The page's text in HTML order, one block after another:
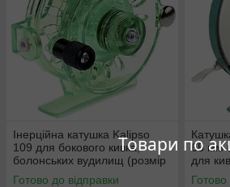
Товари по
Інерційна катушка Kalipso
109 для бокового кивка,
болонських вудилищ (розмір
100)
Готово до відправки
65 мм
для
Готово